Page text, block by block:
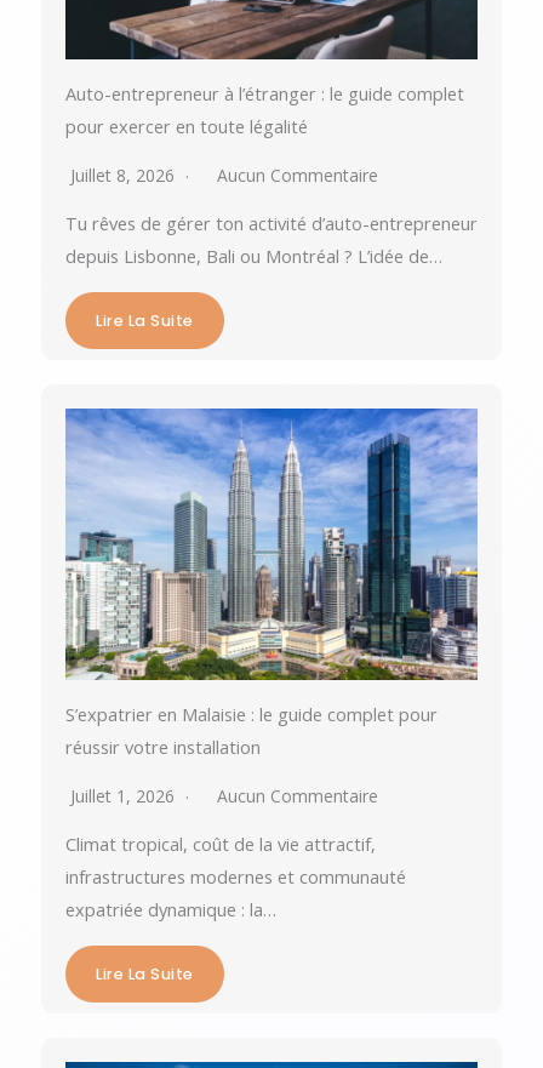
Auto-entrepreneur à l’étranger : le guide complet
pour exercer en toute légalité
Juillet 8, 2026 Aucun Commentaire
Tu rêves de gérer ton activité d’auto-entrepreneur
depuis Lisbonne, Bali ou Montréal ? L’idée de…
Lire La Suite
S’expatrier en Malaisie : le guide complet pour
réussir votre installation
Juillet 1, 2026 Aucun Commentaire
Climat tropical, coût de la vie attractif,
infrastructures modernes et communauté
expatriée dynamique : la…
Lire La Suite